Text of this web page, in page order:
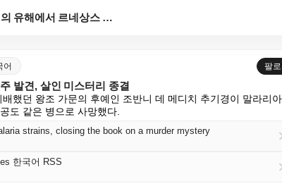
메디치 형제의 유해에서 르네상스 시대 말라리아 균주 발...
어 팔
발견, 살인 미스터리 종결
했던 왕조 가문의 후예인 조반니 데 메디치 추기경이 말라리
도 같은 병으로 사망했다.
strains, closing the book on a murder mystery
한국어 RSS